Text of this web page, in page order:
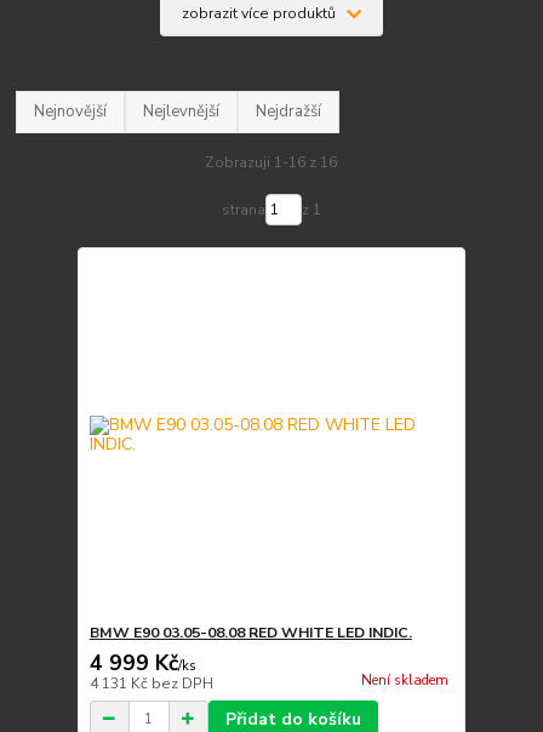
zobrazit více produktů
Nejnovější Nejlevnější Nejdražší
Zobrazuji 1-16 z 16
strana z 1
BMW E90 03.05-08.08 RED WHITE LED INDIC.
4 999 Kč/ks
4 131 Kč bez DPH Není skladem
Přidat do košíku